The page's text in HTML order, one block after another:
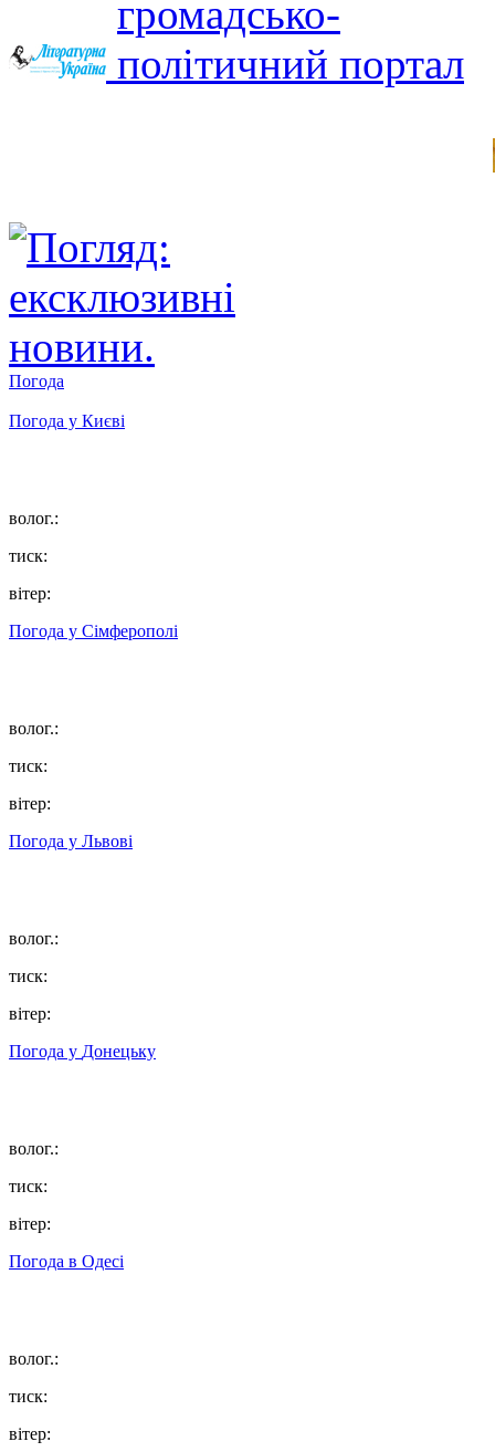
Погода
Погода у Києві
волог.:
тиск:
вітер:
Погода у Сімферополі
волог.:
тиск:
вітер:
Погода у Львові
волог.:
тиск:
вітер:
Погода у Донецьку
волог.:
тиск:
вітер:
Погода в Одесі
волог.:
тиск:
вітер: